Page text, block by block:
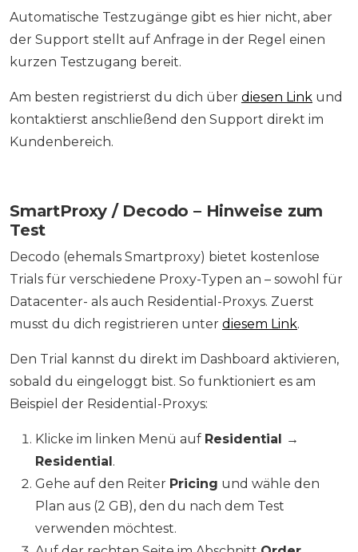
Automatische Testzugänge gibt es hier nicht, aber
der Support stellt auf Anfrage in der Regel einen
kurzen Testzugang bereit.
Am besten registrierst du dich über diesen Link und
kontaktierst anschließend den Support direkt im
Kundenbereich.
SmartProxy / Decodo – Hinweise zum
Test
Decodo (ehemals Smartproxy) bietet kostenlose
Trials für verschiedene Proxy-Typen an – sowohl für
Datacenter- als auch Residential-Proxys. Zuerst
musst du dich registrieren unter diesem Link.
Den Trial kannst du direkt im Dashboard aktivieren,
sobald du eingeloggt bist. So funktioniert es am
Beispiel der Residential-Proxys:
Klicke im linken Menü auf Residential →
Residential.
Gehe auf den Reiter Pricing und wähle den
Plan aus (2 GB), den du nach dem Test
verwenden möchtest.